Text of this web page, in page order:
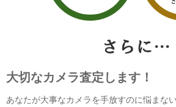
大切なカメラ査定します！
あなたが大事なカメラを手放すのに悩まな